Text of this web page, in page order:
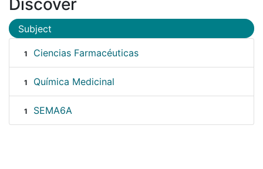
Subject
1 Ciencias Farmacéuticas
1 Química Medicinal
1 SEMA6A